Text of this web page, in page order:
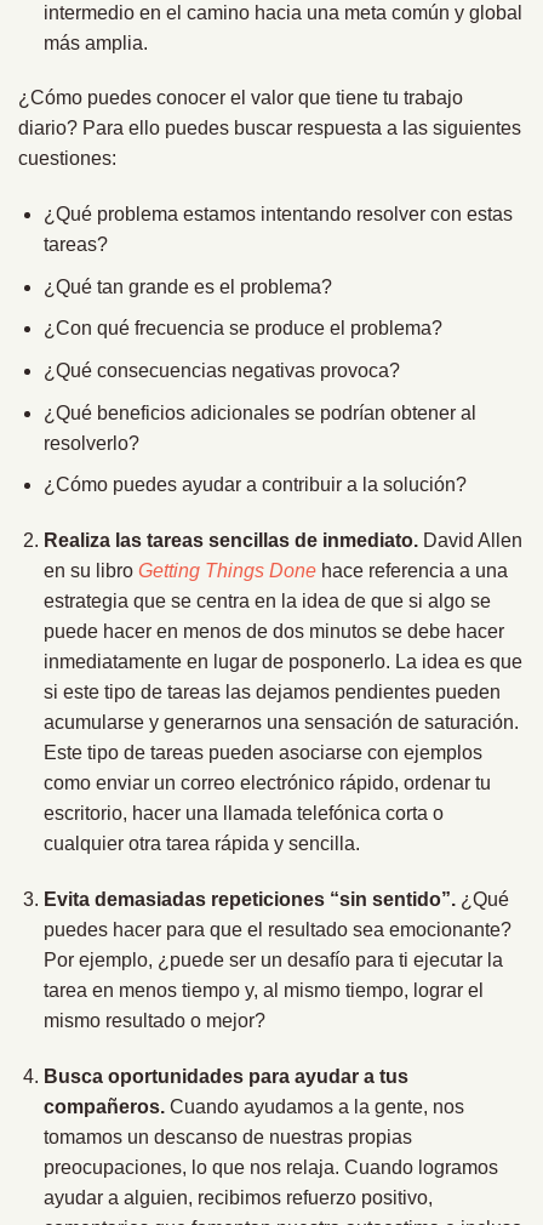
intermedio en el camino hacia una meta común y global
más amplia.
¿Cómo puedes conocer el valor que tiene tu trabajo
diario? Para ello puedes buscar respuesta a las siguientes
cuestiones:
¿Qué problema estamos intentando resolver con estas
tareas?
¿Qué tan grande es el problema?
¿Con qué frecuencia se produce el problema?
¿Qué consecuencias negativas provoca?
¿Qué beneficios adicionales se podrían obtener al
resolverlo?
¿Cómo puedes ayudar a contribuir a la solución?
Realiza las tareas sencillas de inmediato.David Allen
en su libro Getting Things Donehace referencia a una
estrategia que se centra en la idea de que si algo se
puede hacer en menos de dos minutos se debe hacer
inmediatamente en lugar de posponerlo. La idea es que
si este tipo de tareas las dejamos pendientes pueden
acumularse y generarnos una sensación de saturación.
Este tipo de tareas pueden asociarse con ejemplos
como enviar un correo electrónico rápido, ordenar tu
escritorio, hacer una llamada telefónica corta o
cualquier otra tarea rápida y sencilla.
Evita demasiadas repeticiones “sin sentido”.¿Qué
puedes hacer para que el resultado sea emocionante?
Por ejemplo, ¿puede ser un desafío para ti ejecutar la
tarea en menos tiempo y, al mismo tiempo, lograr el
mismo resultado o mejor?
Busca oportunidades para ayudar a tus
compañeros.Cuando ayudamos a la gente, nos
tomamos un descanso de nuestras propias
preocupaciones, lo que nos relaja. Cuando logramos
ayudar a alguien, recibimos refuerzo positivo,